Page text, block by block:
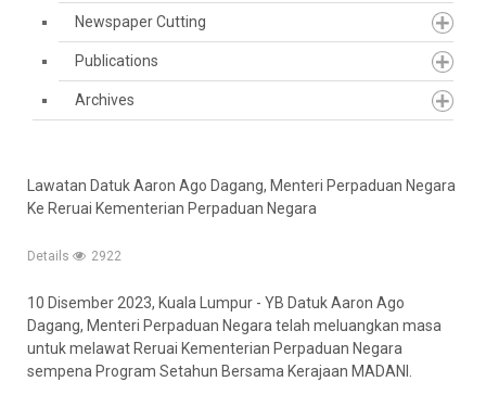
Newspaper Cutting
Publications
Archives
Lawatan Datuk Aaron Ago Dagang, Menteri Perpaduan Negara
Ke Reruai Kementerian Perpaduan Negara
Details 2922
10 Disember 2023, Kuala Lumpur - YB Datuk Aaron Ago
Dagang, Menteri Perpaduan Negara telah meluangkan masa
untuk melawat Reruai Kementerian Perpaduan Negara
sempena Program Setahun Bersama Kerajaan MADANI.